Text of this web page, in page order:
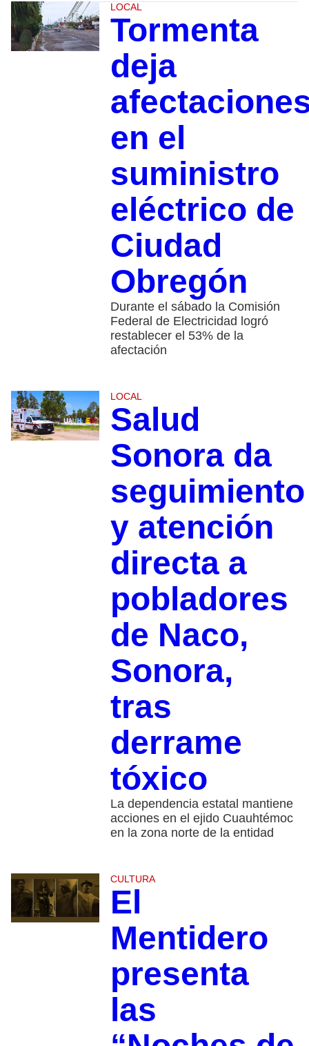
LOCAL
Tormenta
deja
en el
suministro
eléctrico de
Ciudad
Obregón
Durante el sábado la Comisión
Federal de Electricidad logró
restablecer el 53% de la
afectación
LOCAL
Salud
Sonora da
seguimiento
y atención
directa a
pobladores
de Naco,
Sonora,
tras
derrame
tóxico
La dependencia estatal mantiene
acciones en el ejido Cuauhtémoc
en la zona norte de la entidad
CULTURA
El
Mentidero
presenta
las